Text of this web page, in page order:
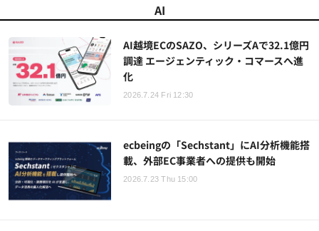
AI
AI越境ECのSAZO、シリーズAで32.1億円
調達 エージェンティック・コマースへ進
化
2026.7.24 Fri 12:30
ecbeingの「Sechstant」にAI分析機能搭
載、外部EC事業者への提供も開始
2026.7.23 Thu 15:00